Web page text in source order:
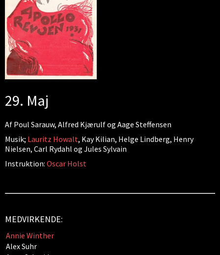
29. Maj
Af Poul Sarauw, Alfred Kjærulf og Aage Steffensen
Musik; Lauritz Howalt, Kay Kilian, Helge Lindberg, Henry
Nielsen, Carl Rydahl og Jules Sylvain
Instruktion: Oscar Holst
MEDVIRKENDE:
Annie Winther
Alex Suhr